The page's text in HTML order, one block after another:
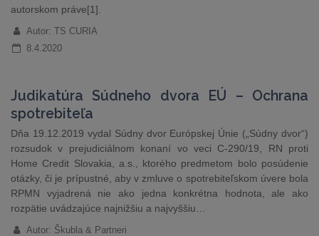
autorskom práve[1].
Autor: TS CURIA
8.4.2020
Judikatúra Súdneho dvora EÚ – Ochrana
spotrebiteľa
Dňa 19.12.2019 vydal Súdny dvor Európskej Únie („Súdny dvor“)
rozsudok v prejudiciálnom konaní vo veci C-290/19, RN proti
Home Credit Slovakia, a.s., ktorého predmetom bolo posúdenie
otázky, či je prípustné, aby v zmluve o spotrebiteľskom úvere bola
RPMN vyjadrená nie ako jedna konkrétna hodnota, ale ako
rozpätie uvádzajúce najnižšiu a najvyššiu…
Autor: Škubla & Partneri